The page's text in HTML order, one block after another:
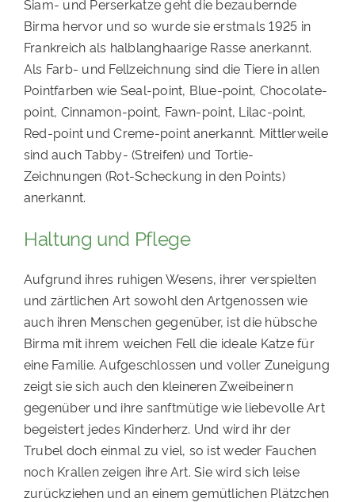
Siam- und Perserkatze geht die bezaubernde
Birma hervor und so wurde sie erstmals 1925 in
Frankreich als halblanghaarige Rasse anerkannt.
Als Farb- und Fellzeichnung sind die Tiere in allen
Pointfarben wie Seal-point, Blue-point, Chocolate-
point, Cinnamon-point, Fawn-point, Lilac-point,
Red-point und Creme-point anerkannt. Mittlerweile
sind auch Tabby- (Streifen) und Tortie-
Zeichnungen (Rot-Scheckung in den Points)
anerkannt.
Haltung und Pflege
Aufgrund ihres ruhigen Wesens, ihrer verspielten
und zärtlichen Art sowohl den Artgenossen wie
auch ihren Menschen gegenüber, ist die hübsche
Birma mit ihrem weichen Fell die ideale Katze für
eine Familie. Aufgeschlossen und voller Zuneigung
zeigt sie sich auch den kleineren Zweibeinern
gegenüber und ihre sanftmütige wie liebevolle Art
begeistert jedes Kinderherz. Und wird ihr der
Trubel doch einmal zu viel, so ist weder Fauchen
noch Krallen zeigen ihre Art. Sie wird sich leise
zurückziehen und an einem gemütlichen Plätzchen